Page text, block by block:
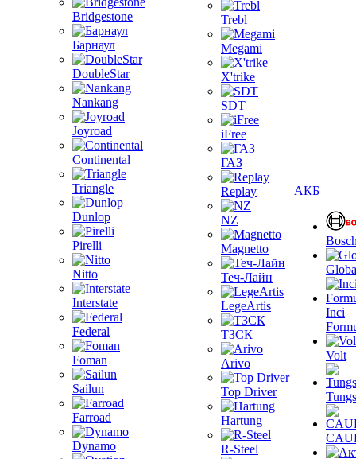
Bridgestone
Барнаул
DoubleStar
Nankang
Joyroad
Continental
Triangle
Dunlop
Pirelli
Nitto
Interstate
Federal
Foman
Sailun
Farroad
Dynamo
Trebl
Megami
X'trike
SDT
iFree
ГАЗ
Replay
NZ
Magnetto
Теч-Лайн
LegeArtis
ТЗСК
Arivo
Top Driver
Hartung
R-Steel
АКБ
Inci
Volt